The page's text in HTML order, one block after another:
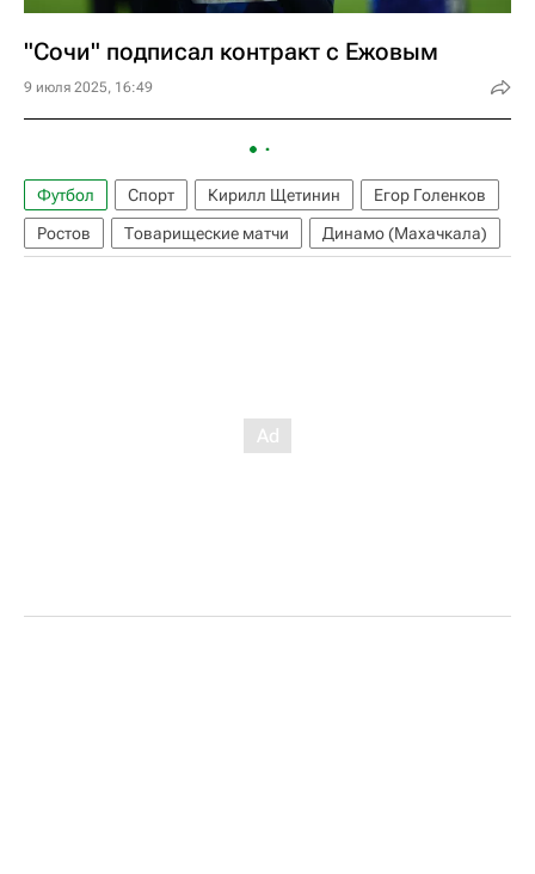
"Сочи" подписал контракт с Ежовым
9 июля 2025, 16:49
Футбол Спорт Кирилл Щетинин
Егор Голенков
Ростов
Товарищеские матчи Динамо (Махачкала)